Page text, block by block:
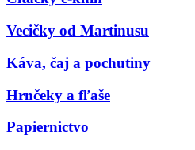
Vecičky od Martinusu
Káva, čaj a pochutiny
Hrnčeky a fľaše
Papiernictvo